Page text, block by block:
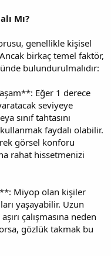
Mı?
genellikle kişisel
birkaç temel faktör,
bulundurulmalıdır:
Eğer 1 derece
seviyeye
sınıf tahtasını
faydalı olabilir.
görsel konforu
rahat hissetmenizi
Miyop olan kişiler
yaşayabilir. Uzun
çalışmasına neden
gözlük takmak bu